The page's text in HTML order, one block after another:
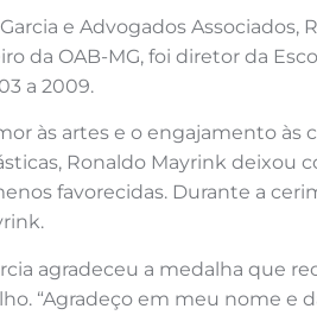
e Advogados Associados,
da OAB-MG, foi diretor da
a 2009.
às artes e o engajamento às
Ronaldo Mayrink deixou
favorecidas. Durante a
agradeceu a medalha que
“Agradeço em meu nome e